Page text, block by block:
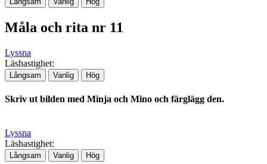
Måla och rita nr 11
Lyssna
Läshastighet:
Långsam Vanlig Hög
Skriv ut bilden med Minja och Mino och färglägg den.
Lyssna
Läshastighet:
Långsam Vanlig Hög